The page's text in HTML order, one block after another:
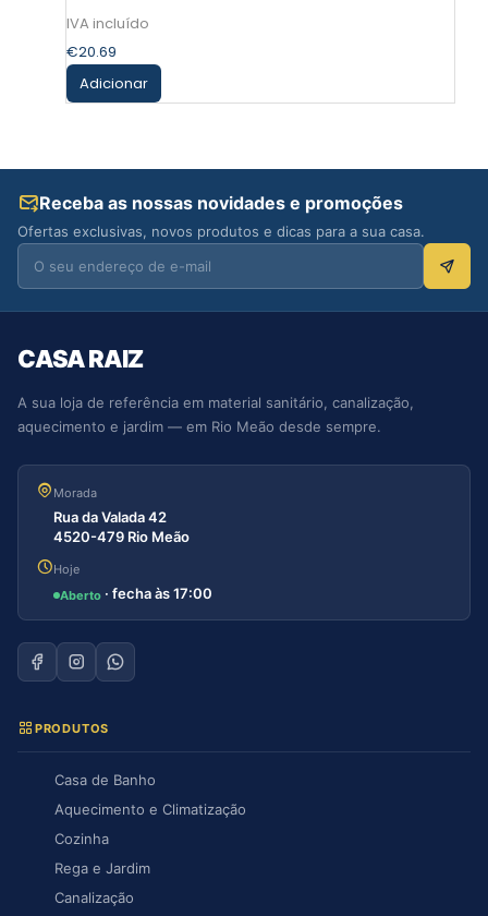
€20.69
Adicionar
Receba as nossas novidades e promoções
Ofertas exclusivas, novos produtos e dicas para a sua casa.
CASA RAIZ
A sua loja de referência em material sanitário, canalização,
aquecimento e jardim — em Rio Meão desde sempre.
Morada
Rua da Valada 42
4520-479 Rio Meão
Hoje
Aberto · fecha às 17:00
PRODUTOS
Casa de Banho
Aquecimento e Climatização
Cozinha
Rega e Jardim
Canalização